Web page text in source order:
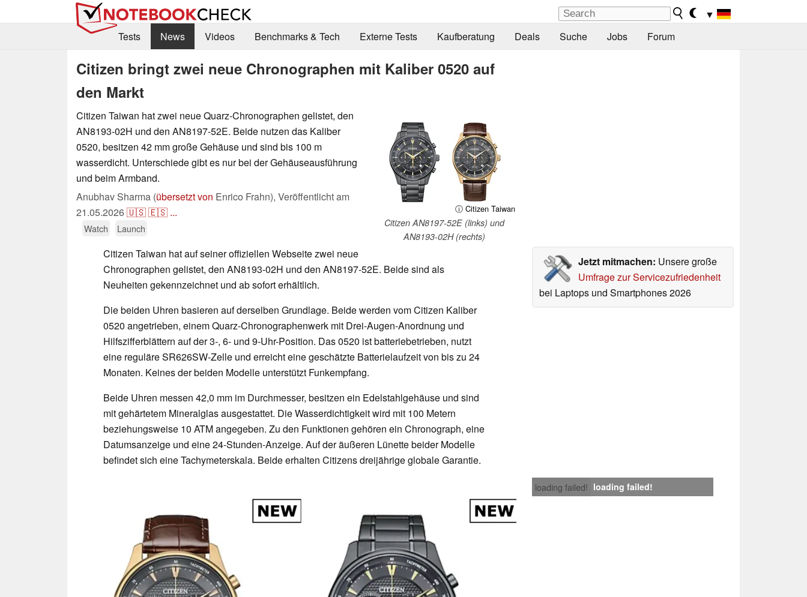
▼
Tests
News Videos Benchmarks & Tech Externe Tests Kaufberatung Deals Suche Jobs Forum
Citizen bringt zwei neue Chronographen mit Kaliber 0520 auf
den Markt
ⓘ Citizen Taiwan
Citizen AN8197-52E (links) und
AN8193-02H (rechts)
Citizen Taiwan hat zwei neue Quarz-Chronographen gelistet, den
AN8193-02H und den AN8197-52E. Beide nutzen das Kaliber
0520, besitzen 42 mm große Gehäuse und sind bis 100 m
wasserdicht. Unterschiede gibt es nur bei der Gehäuseausführung
und beim Armband.
Anubhav Sharma (übersetzt von Enrico Frahn), Veröffentlicht am
21.05.2026🇺🇸🇪🇸 ...
Watch Launch
Jetzt mitmachen: Unsere große
Umfrage zur Servicezufriedenheit
bei Laptops und Smartphones 2026
Citizen Taiwan hat auf seiner offiziellen Webseite zwei neue
Chronographen gelistet, den AN8193-02H und den AN8197-52E. Beide sind als
Neuheiten gekennzeichnet und ab sofort erhältlich.
Die beiden Uhren basieren auf derselben Grundlage. Beide werden vom Citizen Kaliber
0520 angetrieben, einem Quarz-Chronographenwerk mit Drei-Augen-Anordnung und
Hilfszifferblättern auf der 3-, 6- und 9-Uhr-Position. Das 0520 ist batteriebetrieben, nutzt
eine reguläre SR626SW-Zelle und erreicht eine geschätzte Batterielaufzeit von bis zu 24
Monaten. Keines der beiden Modelle unterstützt Funkempfang.
Beide Uhren messen 42,0 mm im Durchmesser, besitzen ein Edelstahlgehäuse und sind
mit gehärtetem Mineralglas ausgestattet. Die Wasserdichtigkeit wird mit 100 Metern
beziehungsweise 10 ATM angegeben. Zu den Funktionen gehören ein Chronograph, eine
Datumsanzeige und eine 24-Stunden-Anzeige. Auf der äußeren Lünette beider Modelle
befindet sich eine Tachymeterskala. Beide erhalten Citizens dreijährige globale Garantie.
loading failed! loading failed!